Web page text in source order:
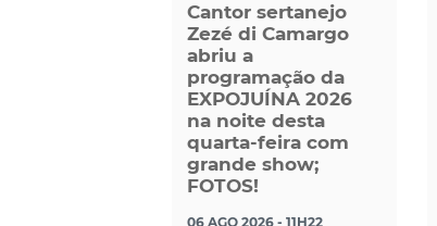
Cantor sertanejo
Zezé di Camargo
abriu a
programação da
EXPOJUÍNA 2026
na noite desta
quarta-feira com
grande show;
FOTOS!
06 AGO 2026 - 11H22